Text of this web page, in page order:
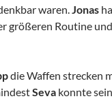
waren.Jonas
größeren Routine
die Waffen strecken
Seva konnte